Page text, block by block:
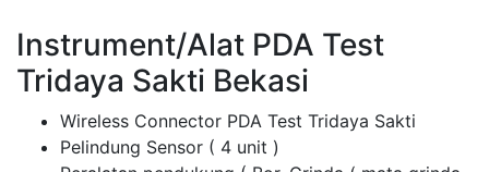
Instrument/Alat PDA Test
Tridaya Sakti Bekasi
Wireless Connector PDA Test Tridaya Sakti
Pelindung Sensor ( 4 unit )